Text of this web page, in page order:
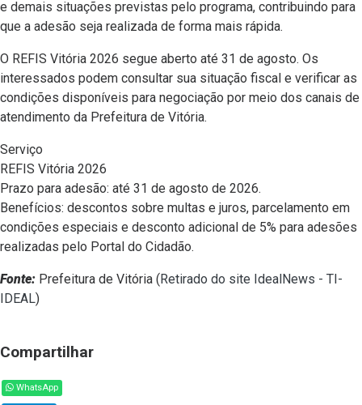
e demais situações previstas pelo programa, contribuindo para
que a adesão seja realizada de forma mais rápida.
O REFIS Vitória 2026 segue aberto até 31 de agosto. Os
interessados podem consultar sua situação fiscal e verificar as
condições disponíveis para negociação por meio dos canais de
atendimento da Prefeitura de Vitória.
Serviço
REFIS Vitória 2026
Prazo para adesão: até 31 de agosto de 2026.
Benefícios: descontos sobre multas e juros, parcelamento em
condições especiais e desconto adicional de 5% para adesões
realizadas pelo Portal do Cidadão.
Fonte: Prefeitura de Vitória (Retirado do site IdealNews - TI-
IDEAL)
Compartilhar
WhatsApp